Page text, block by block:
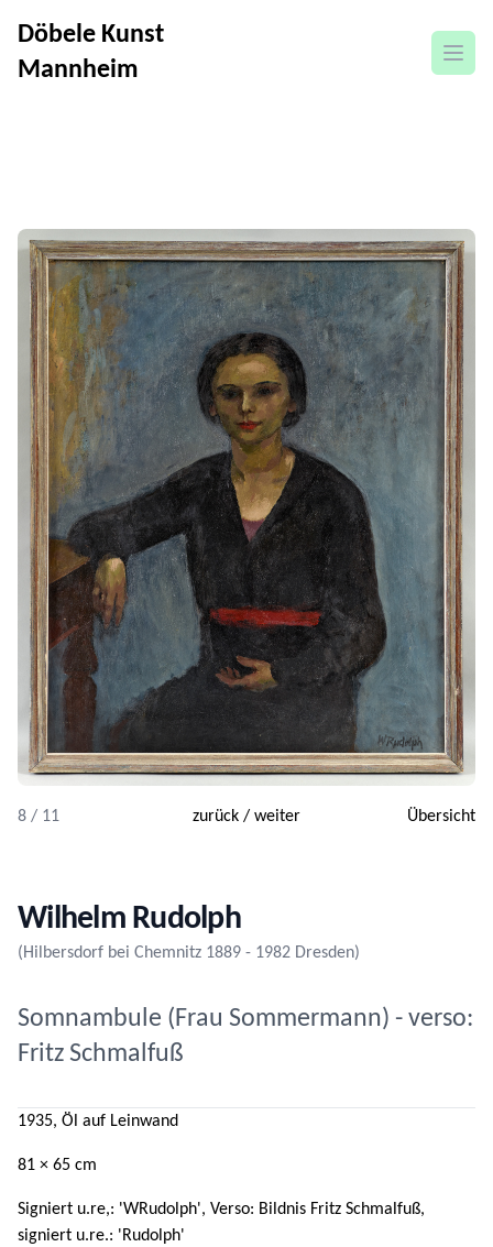
Döbele Kunst
Mannheim
8 / 11 zurück/ weiter Übersicht
Wilhelm Rudolph
(Hilbersdorf bei Chemnitz 1889 - 1982 Dresden)
Somnambule (Frau Sommermann) - verso:
Fritz Schmalfuß
1935, Öl auf Leinwand
81 × 65 cm
Signiert u.re,: 'WRudolph', Verso: Bildnis Fritz Schmalfuß,
signiert u.re.: 'Rudolph'